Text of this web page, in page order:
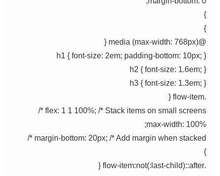
}
}
@media (max-width: 768px) {
h1 { font-size: 2em; padding-bottom: 10px; }
h2 { font-size: 1.6em; }
h3 { font-size: 1.3em; }
.flow-item {
flex: 1 1 100%; /* Stack items on small screens */
max-width: 100%;
margin-bottom: 20px; /* Add margin when stacked */
}
.flow-item:not(:last-child)::after {